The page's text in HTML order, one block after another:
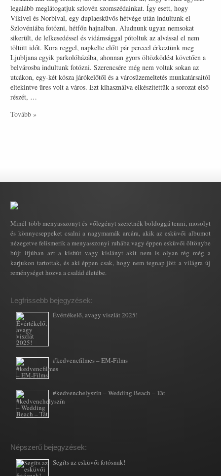
legalább meglátogatjuk szlovén szomszédainkat. Így esett, hogy
Vikivel és Norbival, egy duplaesküvős hétvége után indultunk el
Szlovéniába fotózni, hétfőn hajnalban. Aludnunk ugyan nemsokat
sikerült, de lelkesedéssel és vidámsággal pótoltuk az alvással el nem
töltött időt. Kora reggel, napkelte előtt pár perccel érkeztünk meg
Ljubljana egyik parkolóházába, ahonnan gyors öltözködést követően a
belvárosba indultunk fotózni. Szerencsére még nem voltak sokan az
utcákon, egy-két kósza járókelőtől és a városüzemeltetés munkatársaitól
eltekintve üres volt a város. Ezt kihasználva elkészítettük a sorozat első
részét, …
Tovább »
Minél több menyasszonyt és vőlegényt szeretnék boldoggá tenni, mosolyt
és könnycseppeket csalni a nagymamák arcára, akik az esküvői albumot
nézegetve felismerik a menyasszonyi ruhába vagy éppen esküvői öltönybe
bújt ifjúban azt a kisfiút vagy kislányt akit nem is olyan rég még a
karjukon tartottak, és aki éppen csak, hogy nem tegnap jött a világra új
reménységet hozva a család életébe.
Legfrissebb bejegyzések:
Évértékelő, avagy viszlát 2025!
#kedvencfilmes – EM-Films
#kedvenchelyszín – Wedding Beach – Tát
Népszerű bejegyzések:
Segíts az esküvői fotósnak!